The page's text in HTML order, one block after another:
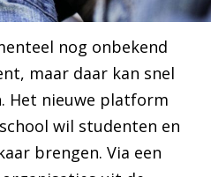
nog onbekend
maar daar kan snel
Het nieuwe platform
wil studenten en
brengen. Via een